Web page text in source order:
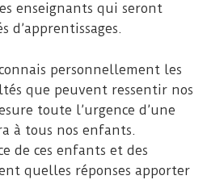
enseignants qui seront
d’apprentissages.
personnellement les
que peuvent ressentir nos
toute l’urgence d’une
à tous nos enfants.
de ces enfants et des
quelles réponses apporter